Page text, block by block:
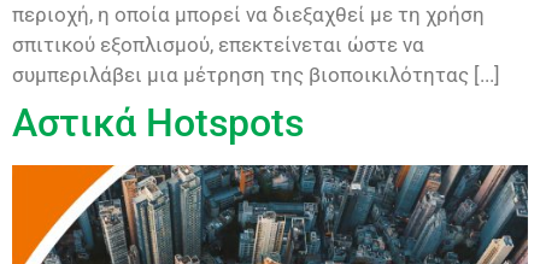
περιοχή, η οποία μπορεί να διεξαχθεί με τη χρήση
σπιτικού εξοπλισμού, επεκτείνεται ώστε να
συμπεριλάβει μια μέτρηση της βιοποικιλότητας [...]
Αστικά Hotspots